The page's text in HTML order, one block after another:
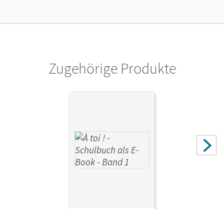
Zugehörige Produkte